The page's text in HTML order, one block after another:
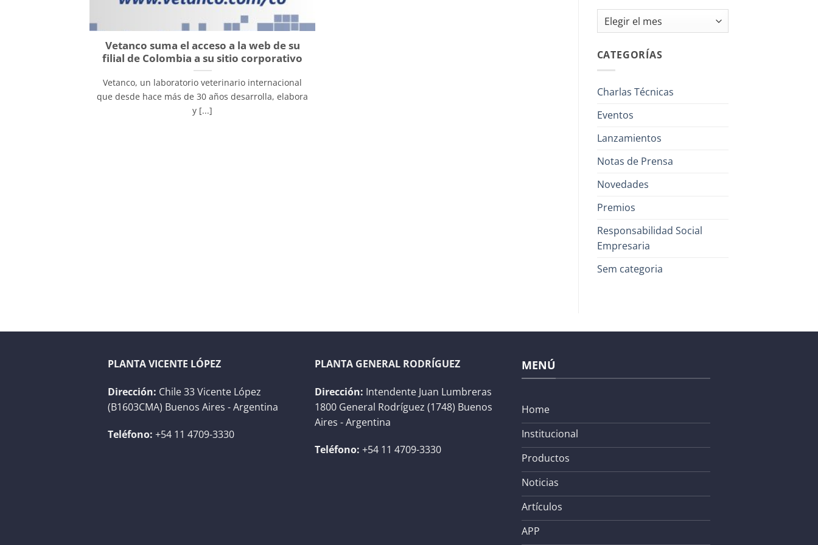
Vetanco suma el acceso a la web de su
filial de Colombia a su sitio corporativo
Vetanco, un laboratorio veterinario internacional
que desde hace más de 30 años desarrolla, elabora
y [...]
Archivos
CATEGORÍAS
Charlas Técnicas
Eventos
Lanzamientos
Notas de Prensa
Novedades
Premios
Responsabilidad Social
Empresaria
Sem categoria
PLANTA VICENTE LÓPEZ
Dirección: Chile 33 Vicente López
(B1603CMA) Buenos Aires - Argentina
Teléfono: +54 11 4709-3330
PLANTA GENERAL RODRÍGUEZ
Dirección: Intendente Juan Lumbreras
1800 General Rodríguez (1748) Buenos
Aires - Argentina
Teléfono: +54 11 4709-3330
MENÚ
Home
Institucional
Productos
Noticias
Artículos
APP